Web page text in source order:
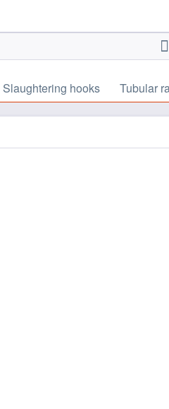
Slaughtering hooks Tubular